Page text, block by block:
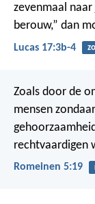
zevenmaal
berouw,” dan
Lucas 17:3b-4
Zoals door de
mensen
rechtvaardigen
Romeinen 5:19